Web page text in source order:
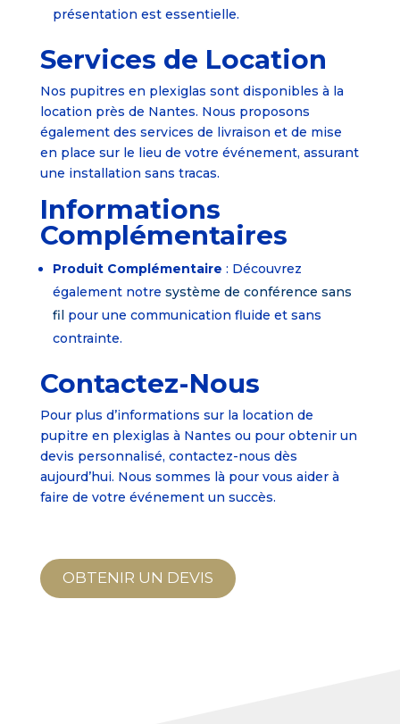
présentation est essentielle.
Services de Location
Nos pupitres en plexiglas sont disponibles à la
location près de Nantes. Nous proposons
également des services de livraison et de mise
en place sur le lieu de votre événement, assurant
une installation sans tracas.
Informations
Complémentaires
Produit Complémentaire : Découvrez
également notre système de conférence sans
filpour une communication fluide et sans
contrainte.
Contactez-Nous
Pour plus d’informations sur la location de
pupitre en plexiglas à Nantes ou pour obtenir un
devis personnalisé, contactez-nous dès
aujourd’hui. Nous sommes là pour vous aider à
faire de votre événement un succès.
OBTENIR UN DEVIS